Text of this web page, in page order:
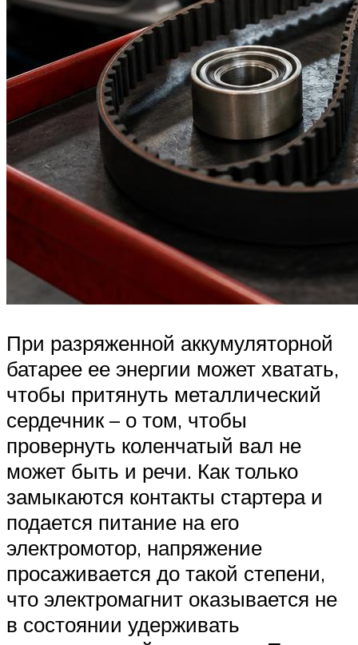
При разряженной аккумуляторной
батарее ее энергии может хватать,
чтобы притянуть металлический
сердечник – о том, чтобы
провернуть коленчатый вал не
может быть и речи. Как только
замыкаются контакты стартера и
подается питание на его
электромотор, напряжение
просаживается до такой степени,
что электромагнит оказывается не
в состоянии удерживать